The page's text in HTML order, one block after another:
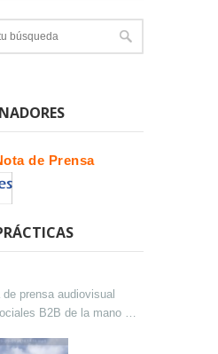
de Prensa
prensa audiovisual
B2B de la mano de